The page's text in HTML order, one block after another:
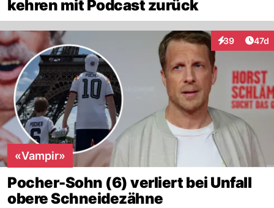
kehren mit Podcast zurück
39
Interaktionen
47d
«Vampir»
Pocher-Sohn (6) verliert bei Unfall
obere Schneidezähne